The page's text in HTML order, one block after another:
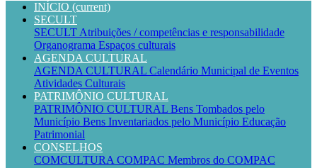
INÍCIO (current)
SECULT
SECULT Atribuições / competências e responsabilidade
Organograma Espaços culturais
AGENDA CULTURAL
AGENDA CULTURAL Calendário Municipal de Eventos
Atividades Culturais
PATRIMÔNIO CULTURAL
PATRIMÔNIO CULTURAL Bens Tombados pelo
Município Bens Inventariados pelo Município Educação
Patrimonial
CONSELHOS
COMCULTURA COMPAC Membros do COMPAC